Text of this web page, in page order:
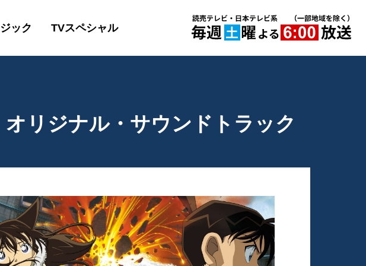
ック TVスペシャル
リジナル・サウンドトラック